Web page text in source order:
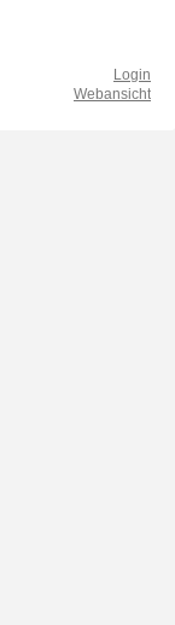
Login
Webansicht